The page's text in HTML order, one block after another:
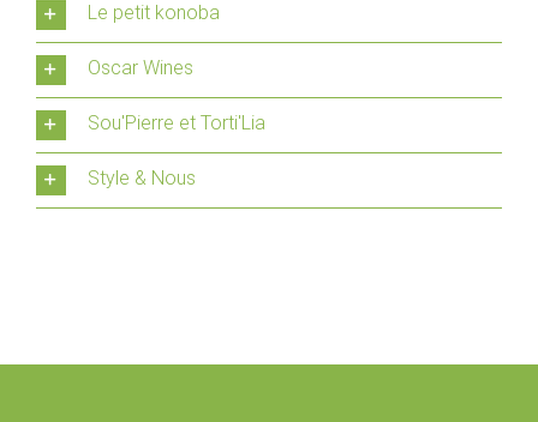
Le petit konoba
Oscar Wines
Sou'Pierre et Torti'Lia
Style & Nous